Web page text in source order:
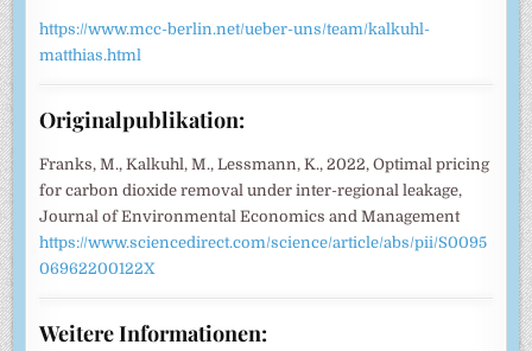
https://www.mcc-berlin.net/ueber-uns/team/kalkuhl-
matthias.html
Originalpublikation:
Franks, M., Kalkuhl, M., Lessmann, K., 2022, Optimal pricing
for carbon dioxide removal under inter-regional leakage,
Journal of Environmental Economics and Management
https://www.sciencedirect.com/science/article/abs/pii/S0095
06962200122X
Weitere Informationen: